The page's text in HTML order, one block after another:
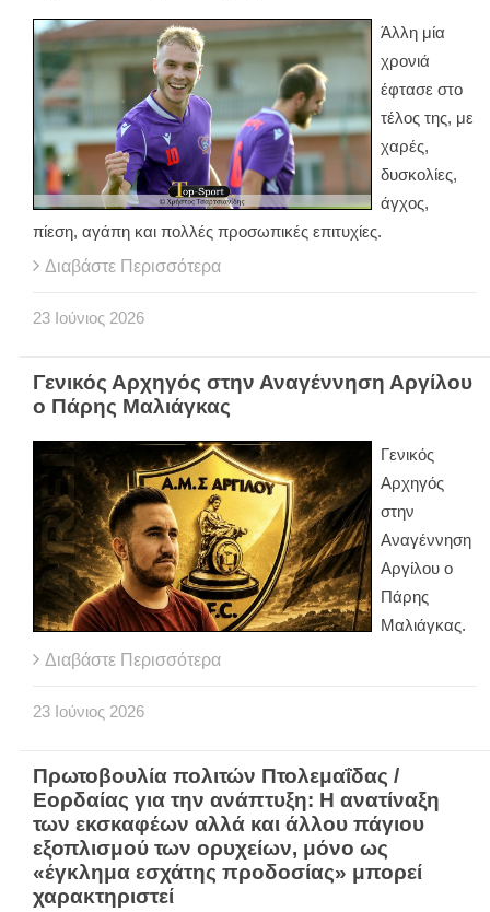
Άλλη μία
χρονιά
έφτασε στο
τέλος της, με
χαρές,
δυσκολίες,
άγχος,
πίεση, αγάπη και πολλές προσωπικές επιτυχίες.
Διαβάστε Περισσότερα
23 Ιούνιος 2026
Γενικός Αρχηγός στην Αναγέννηση Αργίλου
ο Πάρης Μαλιάγκας
Γενικός
Αρχηγός
στην
Αναγέννηση
Αργίλου ο
Πάρης
Μαλιάγκας.
Διαβάστε Περισσότερα
23 Ιούνιος 2026
Πρωτοβουλία πολιτών Πτολεμαΐδας /
Εορδαίας για την ανάπτυξη: Η ανατίναξη
των εκσκαφέων αλλά και άλλου πάγιου
εξοπλισμού των ορυχείων, μόνο ως
«έγκλημα εσχάτης προδοσίας» μπορεί
χαρακτηριστεί